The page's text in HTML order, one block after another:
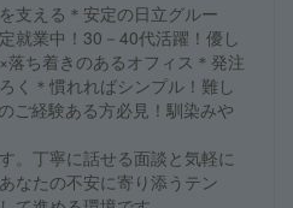
支える＊安定の日立グルー
就業中！30－40代活躍！優し
落ち着きのあるオフィス＊発注
く＊慣れればシンプル！難し
ご経験ある方必見！馴染みや
。丁寧に話せる面談と気軽に
なたの不安に寄り添うテン